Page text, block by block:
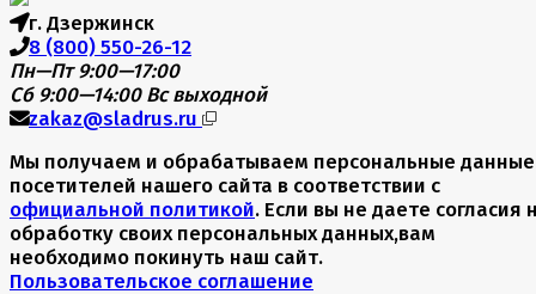
г. Дзержинск
8 (800) 550-26-12
Пн—Пт 9:00—17:00
Сб 9:00—14:00 Вс выходной
zakaz@sladrus.ru
Мы получаем и обрабатываем персональные данные
посетителей нашего сайта в соответствии с
официальной политикой. Если вы не даете согласия
обработку своих персональных данных,вам
необходимо покинуть наш сайт.
Пользовательское соглашение